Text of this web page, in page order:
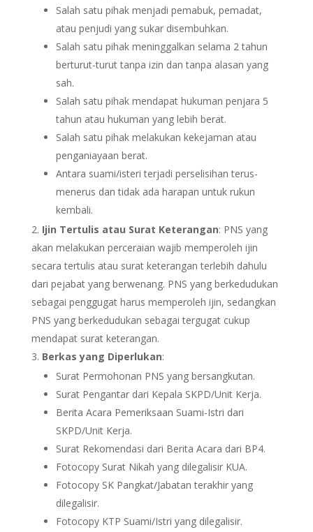
Salah satu pihak menjadi pemabuk, pemadat,
atau penjudi yang sukar disembuhkan.
Salah satu pihak meninggalkan selama 2 tahun
berturut-turut tanpa izin dan tanpa alasan yang
sah.
Salah satu pihak mendapat hukuman penjara 5
tahun atau hukuman yang lebih berat.
Salah satu pihak melakukan kekejaman atau
penganiayaan berat.
Antara suami/isteri terjadi perselisihan terus-
menerus dan tidak ada harapan untuk rukun
kembali.
Ijin Tertulis atau Surat Keterangan: PNS yang
akan melakukan perceraian wajib memperoleh ijin
secara tertulis atau surat keterangan terlebih dahulu
dari pejabat yang berwenang. PNS yang berkedudukan
sebagai penggugat harus memperoleh ijin, sedangkan
PNS yang berkedudukan sebagai tergugat cukup
mendapat surat keterangan.
Berkas yang Diperlukan:
Surat Permohonan PNS yang bersangkutan.
Surat Pengantar dari Kepala SKPD/Unit Kerja.
Berita Acara Pemeriksaan Suami-Istri dari
SKPD/Unit Kerja.
Surat Rekomendasi dari Berita Acara dari BP4.
Fotocopy Surat Nikah yang dilegalisir KUA.
Fotocopy SK Pangkat/Jabatan terakhir yang
dilegalisir.
Fotocopy KTP Suami/Istri yang dilegalisir.